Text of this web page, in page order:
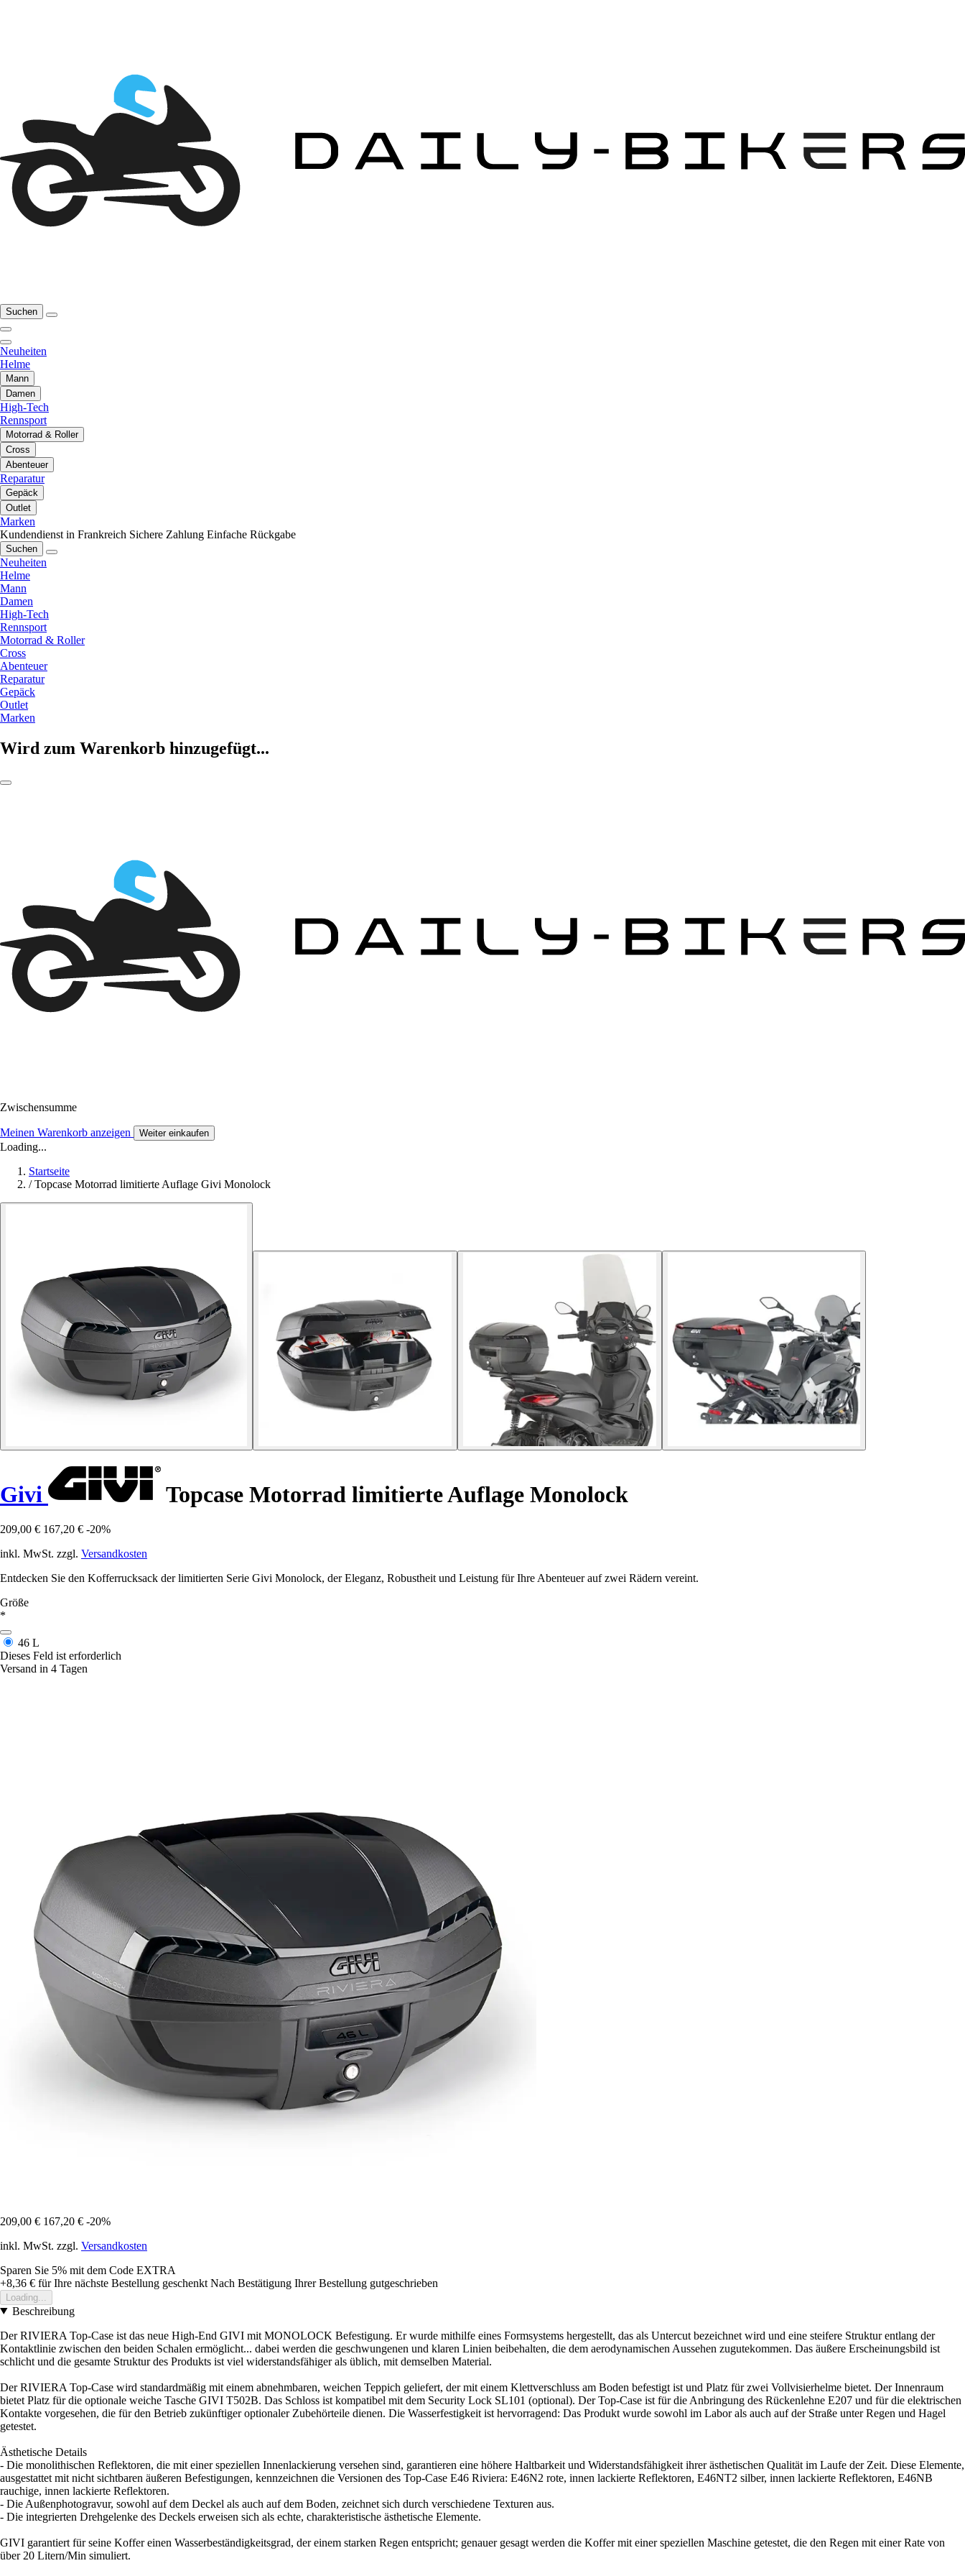
Suchen
Neuheiten
Helme
Mann
Damen
High-Tech
Rennsport
Motorrad & Roller
Cross
Abenteuer
Reparatur
Gepäck
Outlet
Marken
Kundendienst in Frankreich Sichere Zahlung Einfache Rückgabe
Suchen
Neuheiten
Helme
Mann
Damen
High-Tech
Rennsport
Motorrad & Roller
Cross
Abenteuer
Reparatur
Gepäck
Outlet
Marken
Wird zum Warenkorb hinzugefügt...
Zwischensumme
Meinen Warenkorb anzeigen Weiter einkaufen
Loading...
Startseite
/ Topcase Motorrad limitierte Auflage Givi Monolock
Givi Topcase Motorrad limitierte Auflage Monolock
209,00 € 167,20 € -20%
inkl. MwSt. zzgl. Versandkosten
Entdecken Sie den Kofferrucksack der limitierten Serie Givi Monolock, der Eleganz, Robustheit und Leistung für Ihre Abenteuer auf zwei Rädern vereint.
Größe
*
46 L
Dieses Feld ist erforderlich
Versand in 4 Tagen
209,00 € 167,20 € -20%
inkl. MwSt. zzgl. Versandkosten
Sparen Sie 5% mit dem Code EXTRA
+8,36 € für Ihre nächste Bestellung geschenkt Nach Bestätigung Ihrer Bestellung gutgeschrieben
Loading...
Beschreibung
Der RIVIERA Top-Case ist das neue High-End GIVI mit MONOLOCK Befestigung. Er wurde mithilfe eines Formsystems hergestellt, das als Untercut bezeichnet wird und eine steifere Struktur entlang der
Kontaktlinie zwischen den beiden Schalen ermöglicht... dabei werden die geschwungenen und klaren Linien beibehalten, die dem aerodynamischen Aussehen zugutekommen. Das äußere Erscheinungsbild ist
schlicht und die gesamte Struktur des Produkts ist viel widerstandsfähiger als üblich, mit demselben Material.
Der RIVIERA Top-Case wird standardmäßig mit einem abnehmbaren, weichen Teppich geliefert, der mit einem Klettverschluss am Boden befestigt ist und Platz für zwei Vollvisierhelme bietet. Der Innenraum
bietet Platz für die optionale weiche Tasche GIVI T502B. Das Schloss ist kompatibel mit dem Security Lock SL101 (optional). Der Top-Case ist für die Anbringung des Rückenlehne E207 und für die elektrischen
Kontakte vorgesehen, die für den Betrieb zukünftiger optionaler Zubehörteile dienen. Die Wasserfestigkeit ist hervorragend: Das Produkt wurde sowohl im Labor als auch auf der Straße unter Regen und Hagel
getestet.
Ästhetische Details
- Die monolithischen Reflektoren, die mit einer speziellen Innenlackierung versehen sind, garantieren eine höhere Haltbarkeit und Widerstandsfähigkeit ihrer ästhetischen Qualität im Laufe der Zeit. Diese Elemente,
ausgestattet mit nicht sichtbaren äußeren Befestigungen, kennzeichnen die Versionen des Top-Case E46 Riviera: E46N2 rote, innen lackierte Reflektoren, E46NT2 silber, innen lackierte Reflektoren, E46NB
rauchige, innen lackierte Reflektoren.
- Die Außenphotogravur, sowohl auf dem Deckel als auch auf dem Boden, zeichnet sich durch verschiedene Texturen aus.
- Die integrierten Drehgelenke des Deckels erweisen sich als echte, charakteristische ästhetische Elemente.
GIVI garantiert für seine Koffer einen Wasserbeständigkeitsgrad, der einem starken Regen entspricht; genauer gesagt werden die Koffer mit einer speziellen Maschine getestet, die den Regen mit einer Rate von
über 20 Litern/Min simuliert.